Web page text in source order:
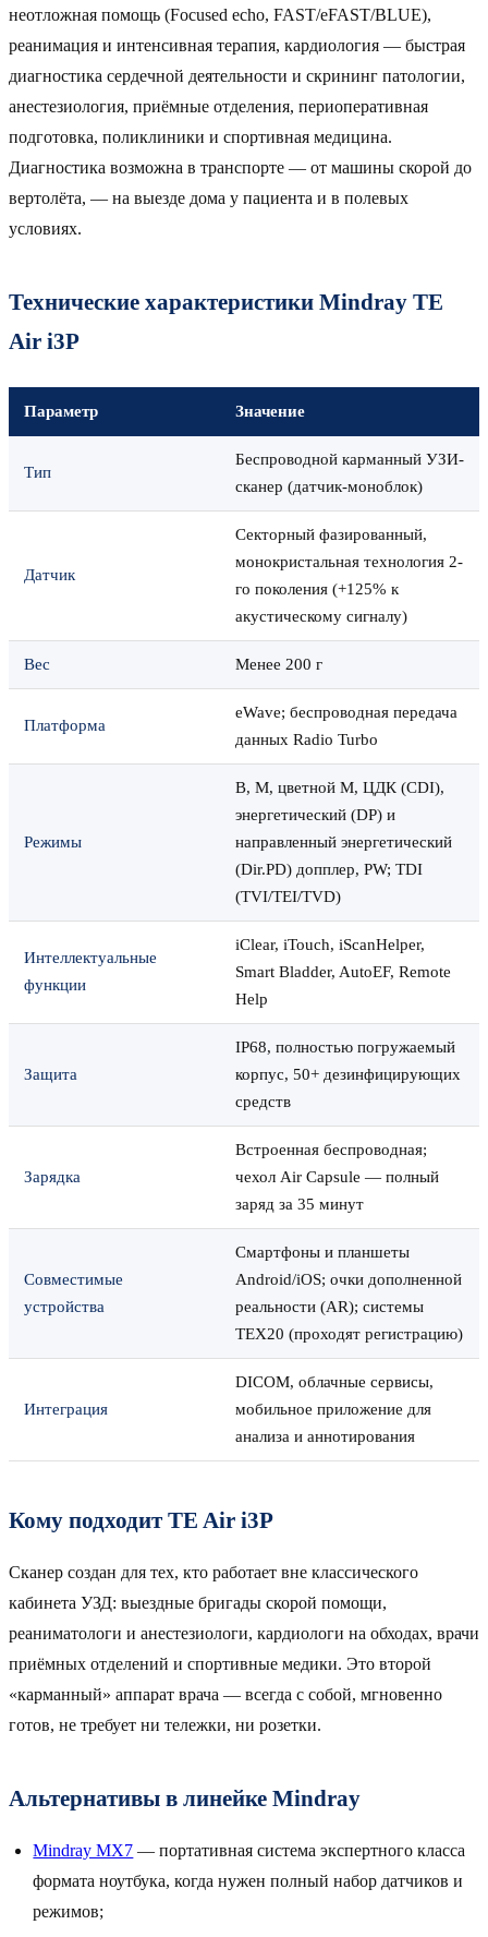
неотложная помощь (Focused echo, FAST/eFAST/BLUE),
реанимация и интенсивная терапия, кардиология — быстрая
диагностика сердечной деятельности и скрининг патологии,
анестезиология, приёмные отделения, периоперативная
подготовка, поликлиники и спортивная медицина.
Диагностика возможна в транспорте — от машины скорой до
вертолёта, — на выезде дома у пациента и в полевых
условиях.
Технические характеристики Mindray TE
Air i3P
Параметр Значение
Тип
Беспроводной карманный УЗИ-
сканер (датчик-моноблок)
Датчик
Секторный фазированный,
монокристальная технология 2-
го поколения (+125% к
акустическому сигналу)
Вес Менее 200 г
Платформа
eWave; беспроводная передача
данных Radio Turbo
Режимы
B, M, цветной M, ЦДК (CDI),
энергетический (DP) и
направленный энергетический
(Dir.PD) допплер, PW; TDI
(TVI/TEI/TVD)
Интеллектуальные
функции
iClear, iTouch, iScanHelper,
Smart Bladder, AutoEF, Remote
Help
Защита
IP68, полностью погружаемый
корпус, 50+ дезинфицирующих
средств
Зарядка
Встроенная беспроводная;
чехол Air Capsule — полный
заряд за 35 минут
Совместимые
устройства
Смартфоны и планшеты
Android/iOS; очки дополненной
реальности (AR); системы
TEX20 (проходят регистрацию)
Интеграция
DICOM, облачные сервисы,
мобильное приложение для
анализа и аннотирования
Кому подходит TE Air i3P
Сканер создан для тех, кто работает вне классического
кабинета УЗД: выездные бригады скорой помощи,
реаниматологи и анестезиологи, кардиологи на обходах, врачи
приёмных отделений и спортивные медики. Это второй
«карманный» аппарат врача — всегда с собой, мгновенно
готов, не требует ни тележки, ни розетки.
Альтернативы в линейке Mindray
Mindray MX7 — портативная система экспертного класса
формата ноутбука, когда нужен полный набор датчиков и
режимов;